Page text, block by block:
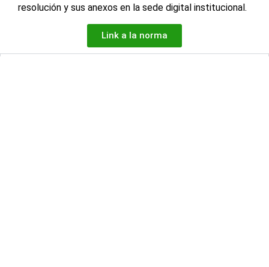
resolución y sus anexos en la sede digital institucional.
Link a la norma